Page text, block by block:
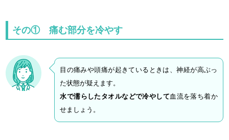
その① 痛む部分を冷やす
目の痛みや頭痛が起きているときは、神経が高ぶっ
た状態が疑えます。
水で濡らしたタオルなどで冷やして血流を落ち着か
せましょう。